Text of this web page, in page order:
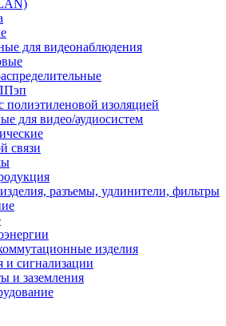
для видеонаблюдения
изоляцией
для видео/аудиосистем
связи
разъемы, удлинители, фильтры
изделия
и сигнализации
и заземления